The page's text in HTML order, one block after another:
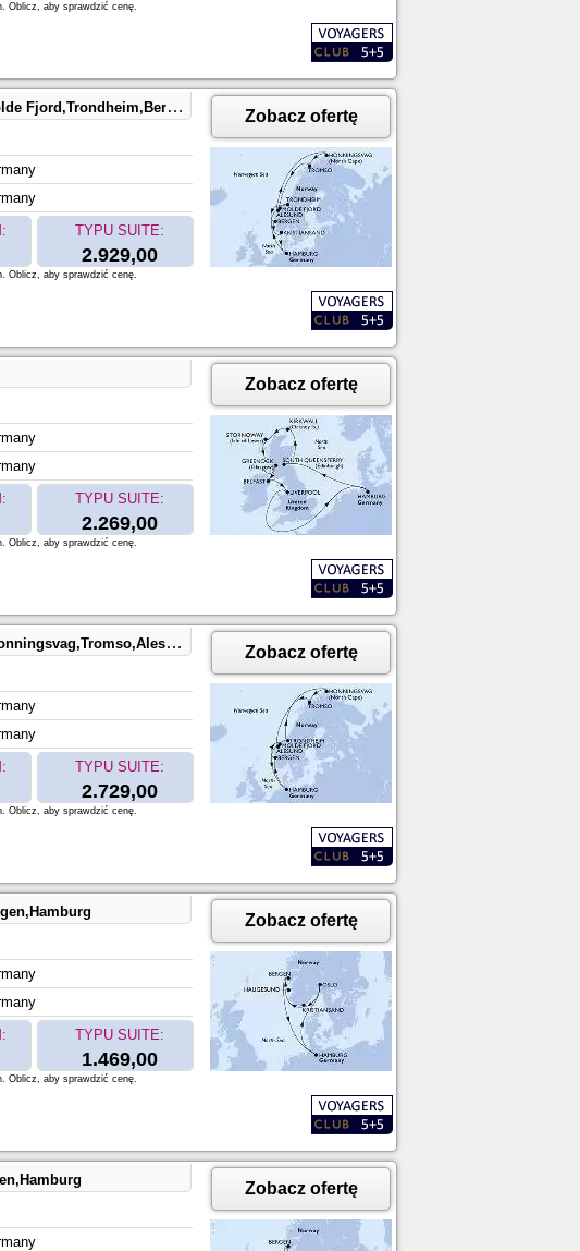
Oblicz, aby sprawdzić cenę.
TYPU SUITE:
2.929,00
Zobacz ofertę
Oblicz, aby sprawdzić cenę.
TYPU SUITE:
2.269,00
Zobacz ofertę
Oblicz, aby sprawdzić cenę.
TYPU SUITE:
2.729,00
Zobacz ofertę
Oblicz, aby sprawdzić cenę.
TYPU SUITE:
1.469,00
Zobacz ofertę
Oblicz, aby sprawdzić cenę.
Zobacz ofertę